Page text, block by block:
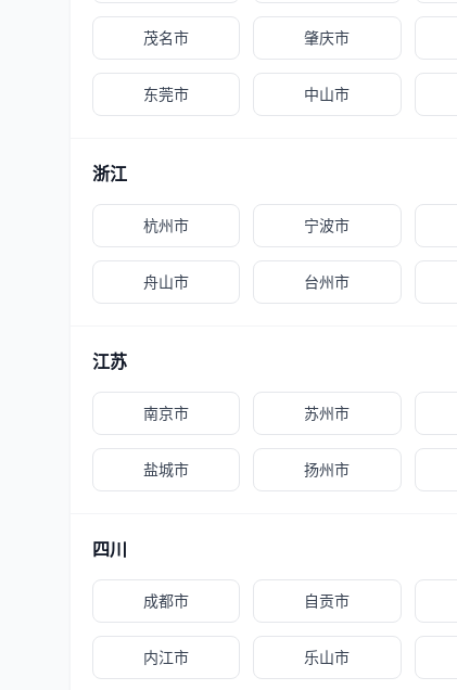
茂名市 肇庆市
东莞市 中山市
浙江
杭州市 宁波市
舟山市 台州市
江苏
南京市 苏州市
盐城市 扬州市
四川
成都市 自贡市
内江市 乐山市